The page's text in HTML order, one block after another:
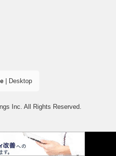
| Desktop
Inc. All Rights Reserved.